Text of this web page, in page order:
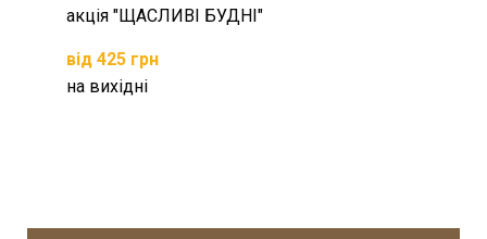
акція "ЩАСЛИВІ БУДНІ"
від 425 грн
на вихідні